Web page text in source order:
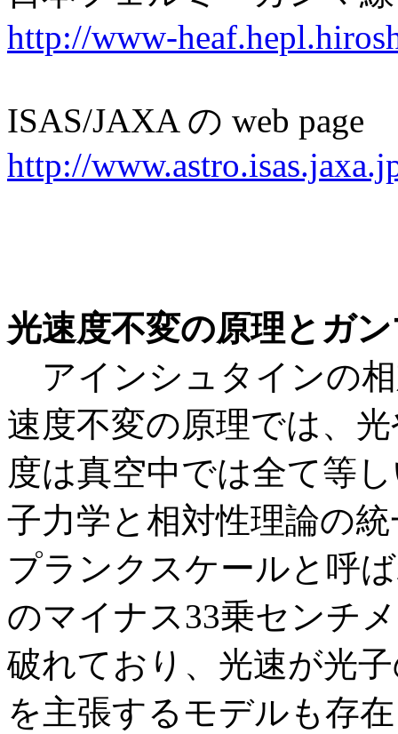
http://www-
ISAS/JAXA の web page
http://
光速度不変の原理とガ
アインシュタインの
速度不変の原理では、
度は真空中では全て等
子力学と相対性理論の
プランクスケールと呼
のマイナス33乗センチ
破れており、光速が光
を主張するモデルも存